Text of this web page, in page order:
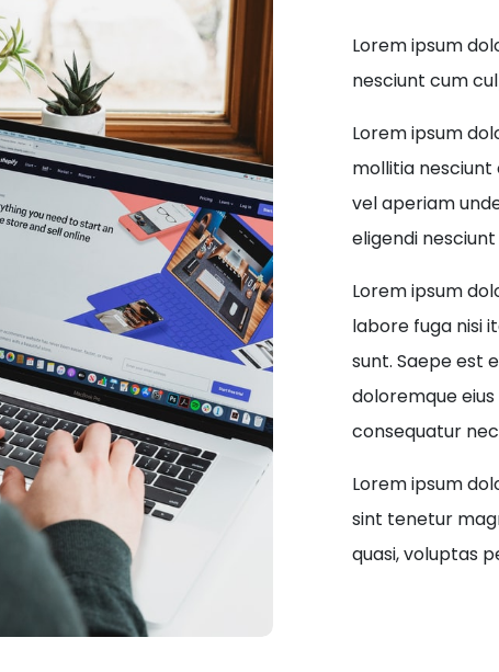
Lorem ipsum
nesciunt cum
Lorem ipsum
mollitia nesciunt
vel aperiam
eligendi
Lorem ipsum
labore fuga nisi
sunt. Saepe est
doloremque
consequatur
Lorem ipsum
sint tenetur
quasi, voluptas